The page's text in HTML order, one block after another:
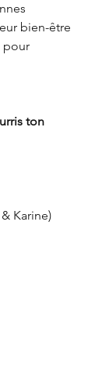
bien-être
pour
ton
Karine)